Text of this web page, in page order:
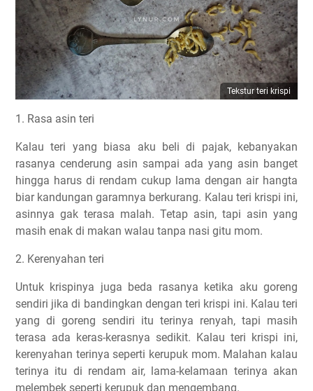
Tekstur teri krispi
1. Rasa asin teri
Kalau teri yang biasa aku beli di pajak, kebanyakan
rasanya cenderung asin sampai ada yang asin banget
hingga harus di rendam cukup lama dengan air hangta
biar kandungan garamnya berkurang. Kalau teri krispi ini,
asinnya gak terasa malah. Tetap asin, tapi asin yang
masih enak di makan walau tanpa nasi gitu mom.
2. Kerenyahan teri
Untuk krispinya juga beda rasanya ketika aku goreng
sendiri jika di bandingkan dengan teri krispi ini. Kalau teri
yang di goreng sendiri itu terinya renyah, tapi masih
terasa ada keras-kerasnya sedikit. Kalau teri krispi ini,
kerenyahan terinya seperti kerupuk mom. Malahan kalau
terinya itu di rendam air, lama-kelamaan terinya akan
melembek seperti kerupuk dan mengembang.